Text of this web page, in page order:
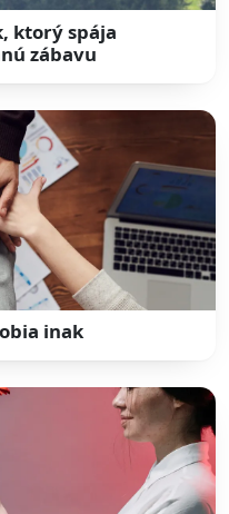
ktorý spája
zábavu
inak